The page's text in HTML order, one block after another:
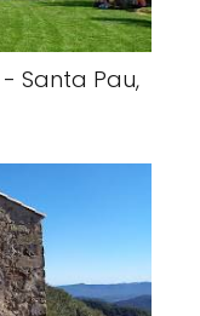
Santa Pau,